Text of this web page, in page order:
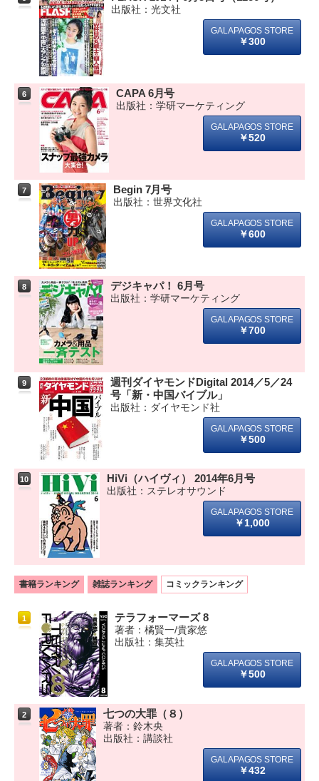
出版社：光文社
￥300
6 CAPA 6月号
出版社：学研マーケティング
￥520
7 Begin 7月号
出版社：世界文化社
￥600
8 デジキャパ！ 6月号
出版社：学研マーケティング
￥700
9
週刊ダイヤモンドDigital 2014／5／24
号「新・中国バイブル」
出版社：ダイヤモンド社
￥500
10 HiVi（ハイヴィ） 2014年6月号
出版社：ステレオサウンド
￥1,000
書籍ランキング 雑誌ランキング コミックランキング
1 テラフォーマーズ 8
著者：橘賢一/貴家悠
出版社：集英社
￥500
2 七つの大罪（８）
著者：鈴木央
出版社：講談社
￥432